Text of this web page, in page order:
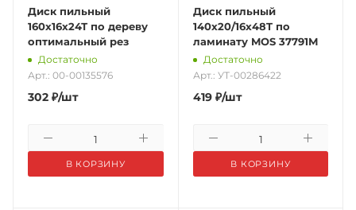
Диск пильный
160х16х24Т по дереву
оптимальный рез
Достаточно
Арт.: 00-00135576
302 ₽/шт
В КОРЗИНУ
Диск пильный
140х20/16х48T по
ламинату MOS 37791М
Достаточно
Арт.: УТ-00286422
419₽/шт
В КОРЗИНУ